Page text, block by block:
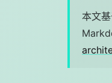
本文